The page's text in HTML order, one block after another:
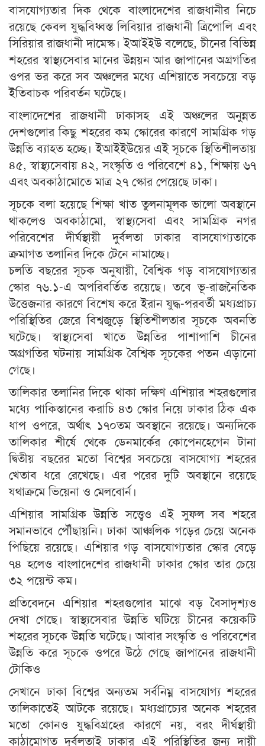
বাসযোগ্যতার দিক থেকে বাংলাদেশের রাজধানীর নিচে
রয়েছে কেবল যুদ্ধবিধ্বস্ত লিবিয়ার রাজধানী ত্রিপোলি এবং
সিরিয়ার রাজধানী দামেস্ক। ইআইইউ বলেছে, চীনের বিভিন্ন
শহরের স্বাস্থ্যসেবার মানের উন্নয়ন আর জাপানের অগ্রগতির
ওপর ভর করে সব অঞ্চলের মধ্যে এশিয়াতে সবচেয়ে বড়
ইতিবাচক পরিবর্তন ঘটেছে।
বাংলাদেশের রাজধানী ঢাকাসহ এই অঞ্চলের অনুন্নত
দেশগুলোর কিছু শহরের কম স্কোরের কারণে সামগ্রিক গড়
উন্নতি ব্যাহত হচ্ছে। ইআইইউয়ের এই সূচকে স্থিতিশীলতায়
৪৫, স্বাস্থ্যসেবায় ৪২, সংস্কৃতি ও পরিবেশে ৪১, শিক্ষায় ৬৭
এবং অবকাঠামোতে মাত্র ২৭ স্কোর পেয়েছে ঢাকা।
সূচকে বলা হয়েছে শিক্ষা খাত তুলনামূলক ভালো অবস্থানে
থাকলেও অবকাঠামো, স্বাস্থ্যসেবা এবং সামগ্রিক নগর
পরিবেশের দীর্ঘস্থায়ী দুর্বলতা ঢাকার বাসযোগ্যতাকে
ক্রমাগত তলানির দিকে টেনে নামাচ্ছে।
চলতি বছরের সূচক অনুযায়ী, বৈশ্বিক গড় বাসযোগ্যতার
স্কোর ৭৬.১-এ অপরিবর্তিত রয়েছে। তবে ভূ-রাজনৈতিক
উত্তেজনার কারণে বিশেষ করে ইরান যুদ্ধ-পরবর্তী মধ্যপ্রাচ্য
পরিস্থিতির জেরে বিশ্বজুড়ে স্থিতিশীলতার সূচকে অবনতি
ঘটেছে। স্বাস্থ্যসেবা খাতে উন্নতির পাশাপাশি চীনের
অগ্রগতির ঘটনায় সামগ্রিক বৈশ্বিক সূচকের পতন এড়ানো
গেছে।
তালিকার তলানির দিকে থাকা দক্ষিণ এশিয়ার শহরগুলোর
মধ্যে পাকিস্তানের করাচি ৪৩ স্কোর নিয়ে ঢাকার ঠিক এক
ধাপ ওপরে, অর্থাৎ ১৭০তম অবস্থানে রয়েছে। অন্যদিকে
তালিকার শীর্ষে থেকে ডেনমার্কের কোপেনহেগেন টানা
দ্বিতীয় বছরের মতো বিশ্বের সবচেয়ে বাসযোগ্য শহরের
খেতাব ধরে রেখেছে। এর পরের দুটি অবস্থানে রয়েছে
যথাক্রমে ভিয়েনা ও মেলবোর্ন।
এশিয়ার সামগ্রিক উন্নতি সত্ত্বেও এই সুফল সব শহরে
সমানভাবে পৌঁছায়নি। ঢাকা আঞ্চলিক গড়ের চেয়ে অনেক
পিছিয়ে রয়েছে। এশিয়ার গড় বাসযোগ্যতার স্কোর বেড়ে
৭৪ হলেও বাংলাদেশের রাজধানী ঢাকার স্কোর তার চেয়ে
৩২ পয়েন্ট কম।
প্রতিবেদনে এশিয়ার শহরগুলোর মাঝে বড় বৈসাদৃশ্যও
দেখা গেছে। স্বাস্থ্যসেবার উন্নতি ঘটিয়ে চীনের কয়েকটি
শহরের সূচকে উন্নতি ঘটেছে। আবার সংস্কৃতি ও পরিবেশের
উন্নতি করে সূচকে ওপরে উঠে গেছে জাপানের রাজধানী
টোকিও
সেখানে ঢাকা বিশ্বের অন্যতম সর্বনিম্ন বাসযোগ্য শহরের
তালিকাতেই আটকে রয়েছে। মধ্যপ্রাচ্যের অনেক শহরের
মতো কোনও যুদ্ধবিগ্রহের কারণে নয়, বরং দীর্ঘস্থায়ী
কাঠামোগত দুর্বলতাই ঢাকার এই পরিস্থিতির জন্য দায়ী